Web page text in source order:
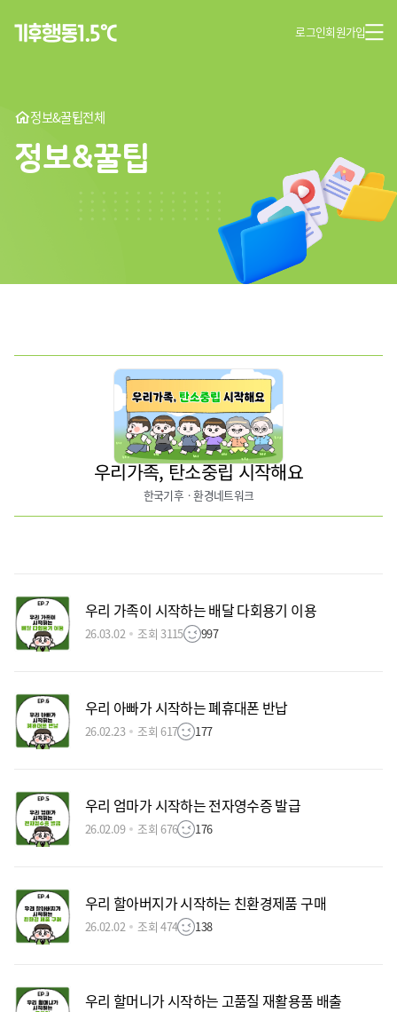
로그인회원가입
정보&꿀팁전체
정보&꿀팁
우리가족, 탄소중립 시작해요
한국기후ㆍ환경네트워크
우리 가족이 시작하는 배달 다회용기 이용
26.03.02 조회 3115 997
우리 아빠가 시작하는 폐휴대폰 반납
26.02.23 조회 617 177
우리 엄마가 시작하는 전자영수증 발급
26.02.09 조회 676 176
우리 할아버지가 시작하는 친환경제품 구매
26.02.02 조회 474 138
우리 할머니가 시작하는 고품질 재활용품 배출